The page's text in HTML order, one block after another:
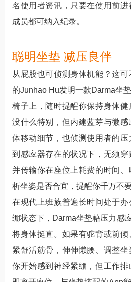
名使用者资讯，只要在使用前
成员都可纳入纪录。
聪明坐垫 减压良伴
从屁股也可侦测身体机能？这
的Junhao Hu发明一款Darma坐
椅子上，随时提醒你保持身体
没什么特别，但内建蓝芽与微
体移动细节，也侦测使用者的
到感应器存在的状况下，无须
并传输你在座位上耗费的时间
析坐姿是否合宜，提醒你千万不
在现代上班族普遍长时间处于
绷状态下，Darma坐垫藉压力感
将身体挺直。如果有驼背或前
紧舒活筋骨，伸伸懒腰、调整
你开始感到神经紧绷，但工作